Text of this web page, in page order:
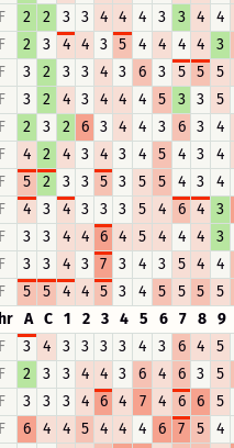
F 2 2 3 3 4 4 4 3 3 4
4
F 2 3 4 4 3 5 4 4 4 4
3
F 3 2 3 3 4 3 6 3 5 5
5
F 3 2 4 3 4 4 4 5 3 3
5
F 2 3 2 6 3 4 4 3 6 3
4
F 4 2 4 3 4 3 4 5 4 3
4
F 5 2 3 3 5 3 5 5 4 3
4
F 4 3 4 3 3 3 5 4 6 4
3
F 3 3 4 4 6 4 5 4 4 4
3
F 3 3 4 3 7 3 4 3 5 4
4
F 5 5 4 4 5 3 4 5 5 5
5
A C 1 2 3 4 5 6 7 8 9
F 3 4 3 3 3 3 4 3 6 4
5
F 2 3 3 4 4 3 6 4 6 3
5
F 3 3 3 4 6 4 7 4 6 6
5
F 6 4 4 5 4 4 4 6 7 5
4